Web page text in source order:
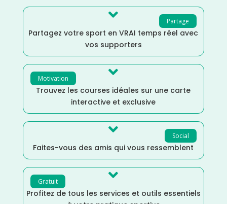
Partage

Partagez votre sport en VRAI temps réel avec
vos supporters
Motivation 
Trouvez les courses idéales sur une carte
interactive et exclusive
Social

Faites-vous des amis qui vous ressemblent
Gratuit 
Profitez de tous les services et outils essentiels